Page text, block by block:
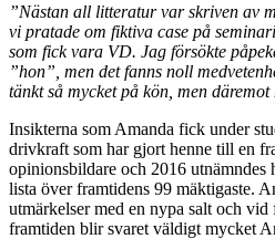
”Nästan all litteratur var skriven av
vi pratade om fiktiva case på
som fick vara VD. Jag försökte
”hon”, men det fanns noll
tänkt så mycket på kön, men
Insikterna som Amanda fick under
drivkraft som har gjort henne till en
opinionsbildare och 2016
lista över framtidens 99 mäktigaste.
utmärkelser med en nypa salt och
framtiden blir svaret väldigt mycket